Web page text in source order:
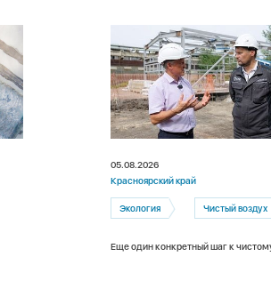
05.08.2026
Красноярский край
Экология Чистый воздух
Еще один конкретный шаг к